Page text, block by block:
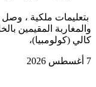
بتعليمات ملكية ، وصل
والمغاربة المقيمين
كالي (كولومبيا)،
7 أغسطس 2026